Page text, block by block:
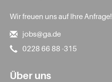
Wir freuen uns auf Ihre Anfrage!
jobs@ga.de
0228 66 88 -315
Über uns